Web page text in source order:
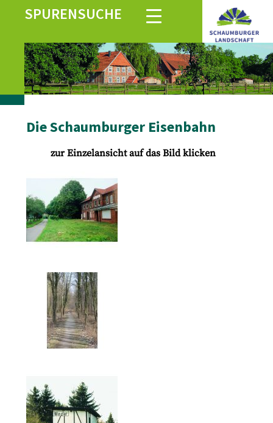
SPURENSUCHE
Die Schaumburger Eisenbahn
zur Einzelansicht auf das Bild klicken